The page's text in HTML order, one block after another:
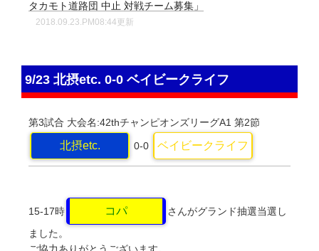
タカモト道路団 中止 対戦チーム募集」
2018.09.23.PM08:44更新
9/23 北摂etc. 0-0 ベイビークライフ
第3試合 大会名:42thチャンピオンズリーグA1 第2節
北摂etc. 0-0 ベイビークライフ
15-17時 コパ さんがグランド抽選当選し
ました。